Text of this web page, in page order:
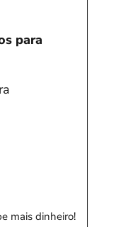
para
mais dinheiro!